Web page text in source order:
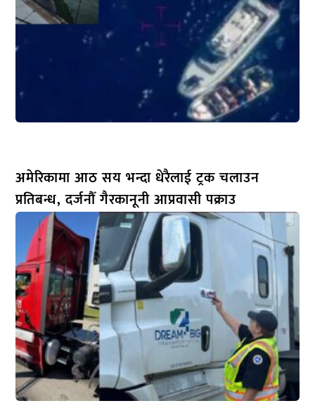
अमेरिकामा आठ सय भन्दा धेरैलाई ट्रक चलाउन
प्रतिबन्ध, दर्जनौँ गैरकानूनी आप्रवासी पक्राउ